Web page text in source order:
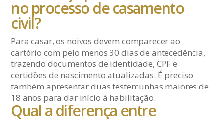
no processo de casamento
civil?
Para casar, os noivos devem comparecer ao
cartório com pelo menos 30 dias de antecedência,
trazendo documentos de identidade, CPF e
certidões de nascimento atualizadas. É preciso
também apresentar duas testemunhas maiores de
18 anos para dar início à habilitação.
Qual a diferença entre